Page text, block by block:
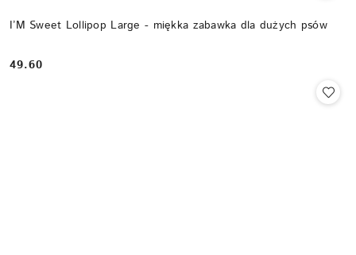
I’M Sweet Lollipop Large - miękka zabawka dla dużych psów
Cena:
49.60